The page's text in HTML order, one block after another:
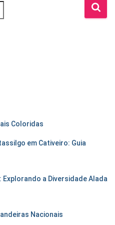
Coloridas
em Cativeiro: Guia
Explorando a Diversidade Alada
Nacionais